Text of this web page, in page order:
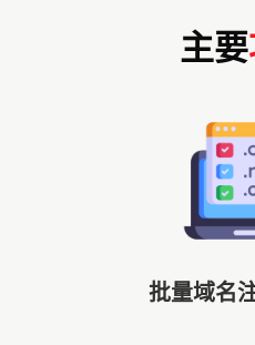
主要
批量域名